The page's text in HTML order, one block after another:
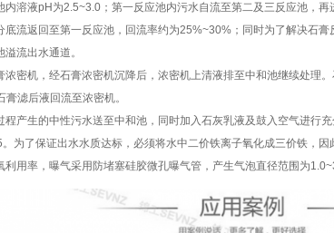
溶液pH为2.5~3.0；第一反应池内污水自流至第二及三反应池，
流返回至第一反应池，回流率约为25%~30%；同时为了解决石
流出水通道。
密机，经石膏浓密机沉降后，浓密机上清液排至中和池继续处理
滤后液回流至浓密机。
产生的中性污水送至中和池，同时加入石灰乳液及鼓入空气进行
为了保证出水水质达标，必须将水中二价铁离子氧化成三价铁，
用率，曝气采用防堵塞硅胶微孔曝气管，产生气泡直径范围为